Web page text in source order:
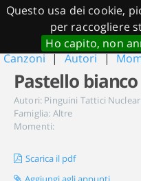
Questo usa dei cookie,
per raccogliere
Ho capito, non
Canzoni | Autori |
Pastello bianco
Autori: Pinguini Tattici Nucleari
Famiglia: Altre
Momenti:
Scarica il pdf